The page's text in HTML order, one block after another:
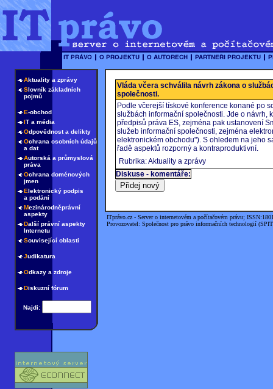
Aktuality a zprávy
Slovník základních
pojmů
E-obchod
IT a média
Odpovědnost a delikty
Ochrana osobních údajů
a dat
Autorská a průmyslová
práva
Ochrana doménových
jmen
Elektronický podpis
a podání
Mezinárodněprávní
aspekty
Další právní aspekty
Internetu
Související oblasti
Judikatura
Odkazy a zdroje
Diskuzní fórum
Najdi:
Vláda včera schválila návrh zákona o
společnosti.
Podle včerejší tískové konference konané po
službách informační společnosti. Jde o návrh,
předpisů práva ES, zejména pak ustanovení
služeb informační společnosti, zejména
elektronickém obchodu"). S ohledem na jeho
řadě aspektů rozporný a kontraproduktivní.
Rubrika: Aktuality a zprávy
Diskuse - komentáře:
ITprávo.cz - Server o internetovém a počítačovém právu;
Provozovatel: Společnost pro právo informačních technologií